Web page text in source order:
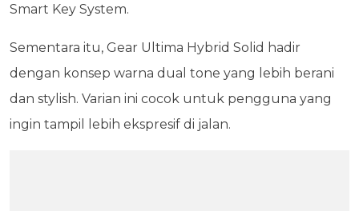
Smart Key System.
Sementara itu, Gear Ultima Hybrid Solid hadir
dengan konsep warna dual tone yang lebih berani
dan stylish. Varian ini cocok untuk pengguna yang
ingin tampil lebih ekspresif di jalan.